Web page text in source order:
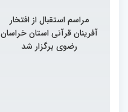
مراسم استقبال از افتخار
آفرینان قرآنی استان خراسان
رضوی برگزار شد